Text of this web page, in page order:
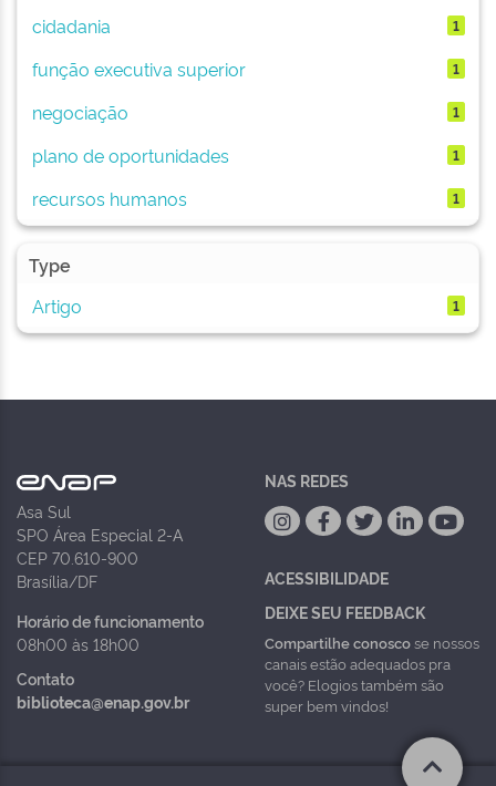
cidadania 1
função executiva superior 1
negociação 1
plano de oportunidades 1
recursos humanos 1
Type
Artigo
1
Asa Sul
SPO Área Especial 2-A
CEP 70.610-900
Brasília/DF
Horário de funcionamento
08h00 às 18h00
Contato
biblioteca@enap.gov.br
NAS REDES
ACESSIBILIDADE
DEIXE SEU FEEDBACK
Compartilhe conoscose nossos
canais estão adequados pra
você? Elogios também são
super bem vindos!